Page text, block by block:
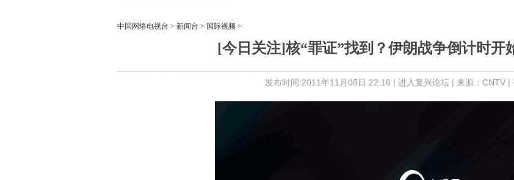
中国网络电视台 > 新闻台 > 国际视频 >
[今日关注]核“罪证”找到？伊朗战争倒计时开
发布时间:2011年11月08日 22:16 | 进入复兴论坛 | 来源：CNTV |